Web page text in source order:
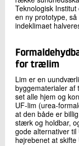
Skriv til mig
Teknologisk
en ny prototype,
indeklimaet
for trælim
Lim er en
byggematerialer
set alle hjem og
UF-lim (urea-
at den både er
stærk og holdbar,
gode alternativer
højrebenet at